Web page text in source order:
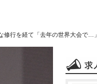
修行を経て「去年の世界大会で…」